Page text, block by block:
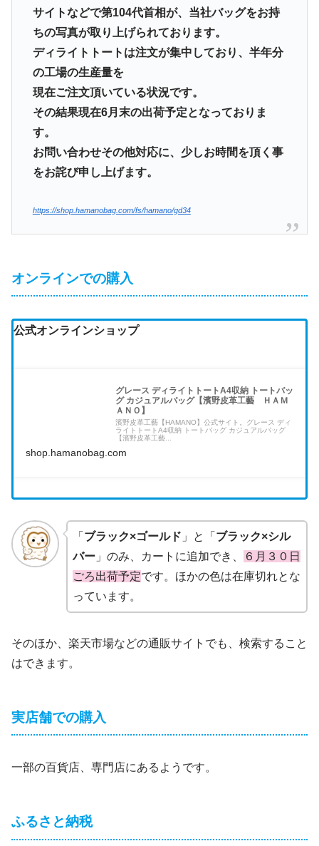
サイトなどで第104代首相が、当社バッグをお持
ちの写真が取り上げられております。
ディライトトートは注文が集中しており、半年分
の工場の生産量を
現在ご注文頂いている状況です。
その結果現在6月末の出荷予定となっておりま
す。
お問い合わせその他対応に、少しお時間を頂く事
をお詫び申し上げます。
https://shop.hamanobag.com/fs/hamano/gd34
オンラインでの購入
公式オンラインショップ
グレース ディライトトートA4収納 トートバッ
グ カジュアルバッグ【濱野皮革工藝 ＨＡＭ
ＡＮＯ】
濱野皮革工藝【HAMANO】公式サイト。グレース ディ
ライトトートA4収納 トートバッグ カジュアルバッグ
【濱野皮革工藝...
shop.hamanobag.com
「 ブラック×ゴールド 」と「 ブラック×シル
バー」のみ、カートに追加でき、
６月３０日
ごろ出荷予定です。ほかの色は在庫切れとな
っています。
そのほか、楽天市場などの通販サイトでも、検索すること
はできます。
実店舗での購入
一部の百貨店、専門店にあるようです。
ふるさと納税